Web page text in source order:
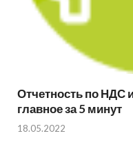
Отчетность по НДС
главное за 5 минут
18.05.2022